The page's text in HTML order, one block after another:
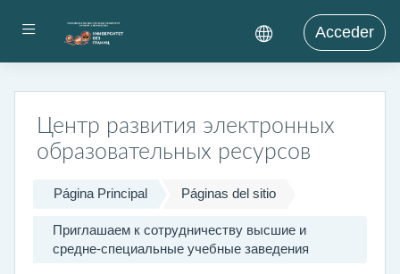
Panel lateral Acceder
Центр развития электронных
образовательных ресурсов
Página Principal Páginas del sitio
Приглашаем к сотрудничеству высшие и
средне-специальные учебные заведения